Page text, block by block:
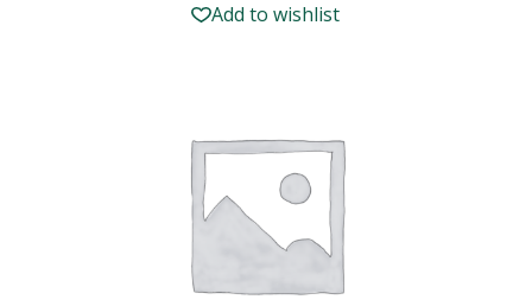
Add to wishlist